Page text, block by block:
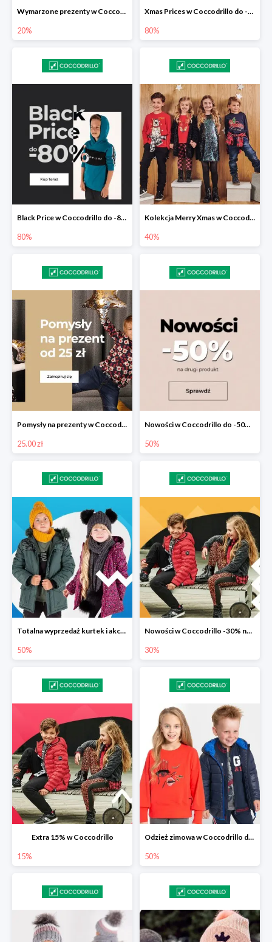
Wymarzone prezenty w Coccodrillo -20%
20%
Xmas Prices w Coccodrillo do -80%
80%
Black Price w Coccodrillo do -80%
80%
Kolekcja Merry Xmas w Coccodrillo do -40%
40%
Pomysły na prezenty w Coccodrillo od 25 zł
25.00 zł
Nowości w Coccodrillo do -50% na drugi produkt
50%
Totalna wyprzedaż kurtek i akcesoriów zimowych w Coccodrillo do -50%
50%
Nowości w Coccodrillo -30% na drugi produkt
30%
Extra 15% w Coccodrillo
15%
Odzież zimowa w Coccodrillo do -50%
50%